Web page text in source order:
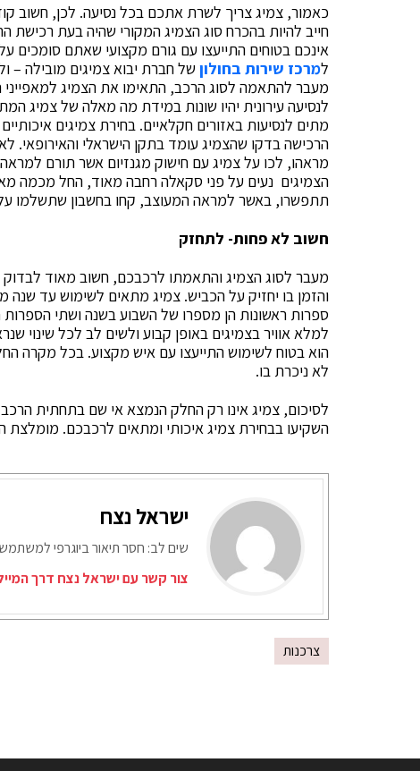
כאמור, צמיג צריך לשרת אתכם בכל נסיעה. לכן, חשוב
חייב להיות בהכרח סוג הצמיג המקורי שהיה בעת רכישת
אינכם בטוחים התייעצו עם גורם מקצועי שאתם
למרכז שירות בחולוןשל חברת יבוא צמיגים מובילה –
מעבר להתאמה לסוג הרכב, התאימו את הצמיג למאפייני
לנסיעה עירונית יהיו שונות במידת מה מאלה של צמיג
מתים לנסיעות באזורים חקלאיים. בחירת צמיגים
הרכישה בדקו שהצמיג עומד בתקן הישראלי
מראהו, לכו על צמיג עם חישוק מגנזיום אשר תורם
הצמיגים נעים על פני סקאלה רחבה מאוד, החל מכמה
תתפשרו, באשר למראה המעוצב, קחו בחשבון שתשלמו
חשוב לא פחות- לתחזק
מעבר לסוג הצמיג והתאמתו לרכבכם, חשוב מאוד
והזמן בו יחזיק על הכביש. צמיג מתאים לשימוש עד שנה
ספרות ראשונות הן מספרו של השבוע בשנה ושתי
למלא אוויר בצמיגים באופן קבוע ולשים לב לכל שינוי
הוא בטוח לשימוש התייעצו עם איש מקצוע. בכל מקרה
לא ניכרת בו.
לסיכום, צמיג אינו רק החלק הנמצא אי שם בתחתית הרכב.
השקיעו בבחירת צמיג איכותי ומתאים לרכבכם.
ישראל נצח
שים לב: חסר תיאור ביוגרפי
צור קשר עם ישראל נצח דרך
צרכנות